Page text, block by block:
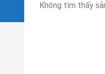
Không tìm thấy